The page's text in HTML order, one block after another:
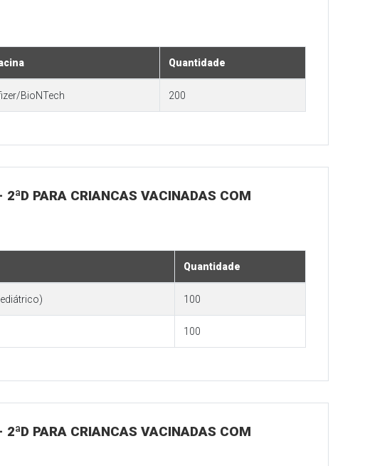
Quantidade
BioNTech 200
PARA CRIANCAS VACINADAS COM
Quantidade
100
100
PARA CRIANCAS VACINADAS COM